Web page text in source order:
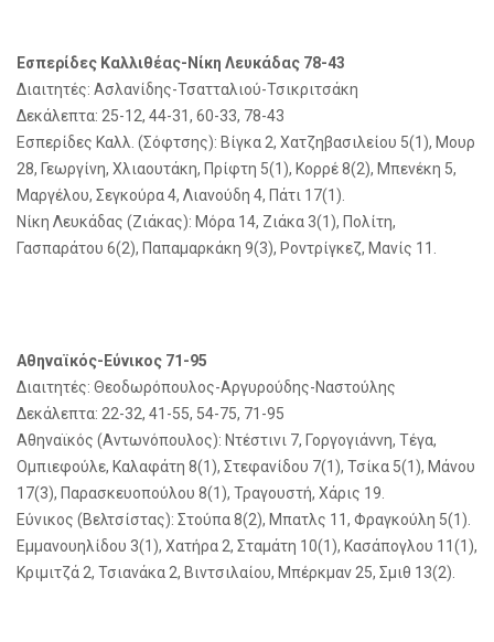
Εσπερίδες Καλλιθέας-Νίκη Λευκάδας 78-43
Διαιτητές: Ασλανίδης-Τσατταλιού-Τσικριτσάκη
Δεκάλεπτα: 25-12, 44-31, 60-33, 78-43
Εσπερίδες Καλλ. (Σόφτσης): Βίγκα 2, Χατζηβασιλείου 5(1), Μουρ
28, Γεωργίνη, Χλιαουτάκη, Πρίφτη 5(1), Κορρέ 8(2), Μπενέκη 5,
Μαργέλου, Σεγκούρα 4, Λιανούδη 4, Πάτι 17(1).
Νίκη Λευκάδας (Ζιάκας): Μόρα 14, Ζιάκα 3(1), Πολίτη,
Γασπαράτου 6(2), Παπαμαρκάκη 9(3), Ροντρίγκεζ, Μανίς 11.
Αθηναϊκός-Εύνικος 71-95
Διαιτητές: Θεοδωρόπουλος-Αργυρούδης-Ναστούλης
Δεκάλεπτα: 22-32, 41-55, 54-75, 71-95
Αθηναϊκός (Αντωνόπουλος): Ντέστινι 7, Γοργογιάννη, Τέγα,
Ομπιεφούλε, Καλαφάτη 8(1), Στεφανίδου 7(1), Τσίκα 5(1), Μάνου
17(3), Παρασκευοπούλου 8(1), Τραγουστή, Χάρις 19.
Εύνικος (Βελτσίστας): Στούπα 8(2), Μπατλς 11, Φραγκούλη 5(1).
Εμμανουηλίδου 3(1), Χατήρα 2, Σταμάτη 10(1), Κασάπογλου 11(1),
Κριμιτζά 2, Τσιανάκα 2, Βιντσιλαίου, Μπέρκμαν 25, Σμιθ 13(2).